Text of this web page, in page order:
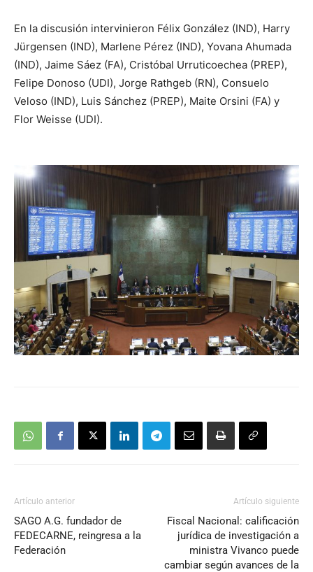
En la discusión intervinieron Félix González (IND), Harry
Jürgensen (IND), Marlene Pérez (IND), Yovana Ahumada
(IND), Jaime Sáez (FA), Cristóbal Urruticoechea (PREP),
Felipe Donoso (UDI), Jorge Rathgeb (RN), Consuelo
Veloso (IND), Luis Sánchez (PREP), Maite Orsini (FA) y
Flor Weisse (UDI).
Artículo anterior
SAGO A.G. fundador de
FEDECARNE, reingresa a la
Federación
Artículo siguiente
Fiscal Nacional: calificación
jurídica de investigación a
ministra Vivanco puede
cambiar según avances de la